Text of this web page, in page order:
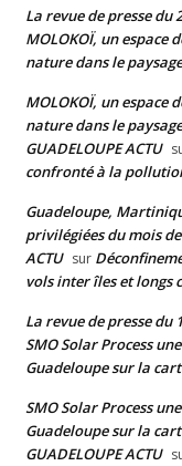
La revue de presse du
MOLOKOÏ, un espace
nature dans le
MOLOKOÏ, un espace
nature dans le
GUADELOUPE ACTU
confronté à la
Guadeloupe,
privilégiées du mois
ACTU sur
vols inter îles et longs
La revue de presse du
SMO Solar Process
Guadeloupe sur la
SMO Solar Process
Guadeloupe sur la
GUADELOUPE ACTU